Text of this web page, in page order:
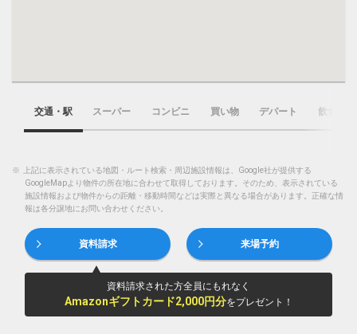
交通・駅 スーパー コンビニ 買い物 デパート 飲食店
※
上記に表示されている地図・ルート検索・周辺施設情報は、Google社が提供する
GoogleMapより物件の所在地に合わせて取得しております。そのため、表示されている
施設情報および物件からの距離・移動時間などは実際と異なる場合があります。正確な情
報は各分譲地にお問い合わせください。
資料請求 来場予約
資料請求された方全員にもれなく
Amazonギフトカード2,000円分をプレゼント！